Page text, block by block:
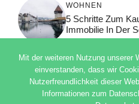
WOHNEN
5 Schritte Zum
Immobilie In Der
© 2026
Mit der weiteren Nutzung unserer
einverstanden, dass wir
Nutzerfreundlichkeit dieser
Informationen zum